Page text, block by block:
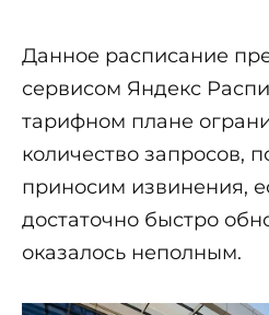
Данное расписание
сервисом Яндекс
тарифном плане
количество запросов,
приносим извинения,
достаточно быстро
оказалось неполным.